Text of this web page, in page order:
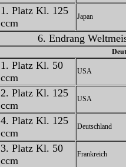
1. Platz Kl. 125
ccm
Japan
6. Endrang
1. Platz Kl. 50
ccm
USA
2. Platz Kl. 125
ccm
USA
4. Platz Kl. 125
ccm
Deutschland
3. Platz Kl. 50
ccm
Frankreich